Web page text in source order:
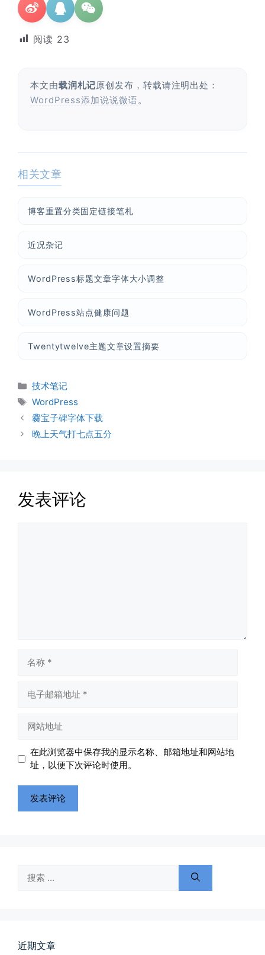
阅读 23
本文由载润札记原创发布，转载请注明出处：
WordPress添加说说微语。
相关文章
博客重置分类固定链接笔札
近况杂记
WordPress标题文章字体大小调整
WordPress站点健康问题
Twentytwelve主题文章设置摘要
分
类
技术笔记
标
签
WordPress
爨宝子碑字体下载
晚上天气打七点五分
发表评论
址
址
在此浏览器中保存我的显示名称、邮箱地址和网站地
址，以便下次评论时使用。
索：
近期文章